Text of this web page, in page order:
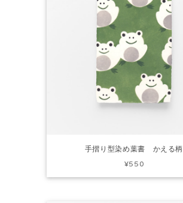
手摺り型染め葉書 かえる柄
¥550